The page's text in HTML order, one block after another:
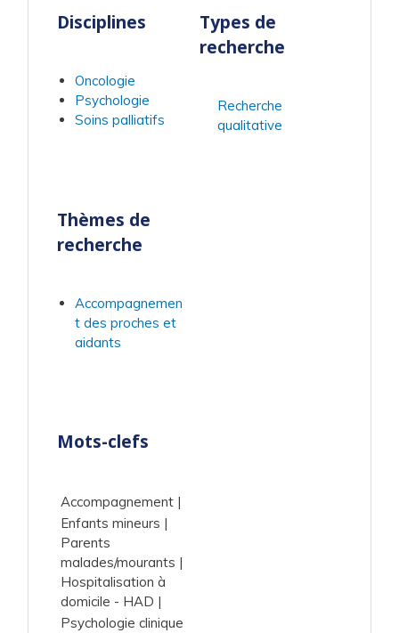
Disciplines
Oncologie
Psychologie
Soins palliatifs
Thèmes de
recherche
Accompagnemen
t des proches et
aidants
Mots-clefs
Accompagnement
Enfants mineurs
Parents
malades/mourants
Hospitalisation à
domicile - HAD
Psychologie clinique
Types de
recherche
Recherche
qualitative